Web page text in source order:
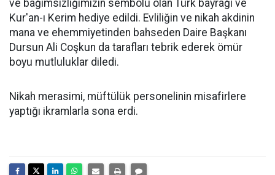
ve bağımsızlığımızın sembolü olan Türk bayrağı ve
Kur'an-ı Kerim hediye edildi. Evliliğin ve nikah akdinin
mana ve ehemmiyetinden bahseden Daire Başkanı
Dursun Ali Coşkun da tarafları tebrik ederek ömür
boyu mutluluklar diledi.
Nikah merasimi, müftülük personelinin misafirlere
yaptığı ikramlarla sona erdi.